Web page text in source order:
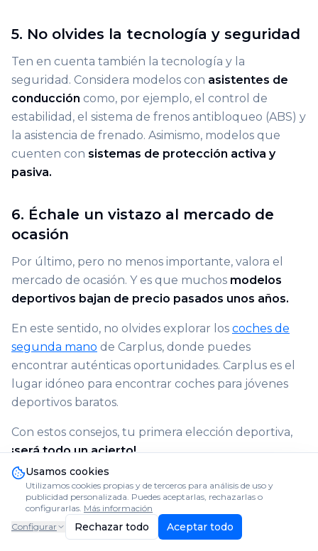
5. No olvides la tecnología y seguridad
Ten en cuenta también la tecnología y la
seguridad. Considera modelos con asistentes de
conducción como, por ejemplo, el control de
estabilidad, el sistema de frenos antibloqueo (ABS) y
la asistencia de frenado. Asimismo, modelos que
cuenten con sistemas de protección activa y
pasiva.
6. Échale un vistazo al mercado de
ocasión
Por último, pero no menos importante, valora el
mercado de ocasión. Y es que muchos modelos
deportivos bajan de precio pasados unos años.
En este sentido, no olvides explorar los coches de
segunda mano de Carplus, donde puedes
encontrar auténticas oportunidades. Carplus es el
lugar idóneo para encontrar coches para jóvenes
deportivos baratos.
Con estos consejos, tu primera elección deportiva,
¡será todo un acierto!
Artículos relacionados
Usamos cookies
Utilizamos cookies propias y de terceros para análisis de uso y
publicidad personalizada. Puedes aceptarlas, rechazarlas o
configurarlas. Más información
Configurar
Rechazar todo Aceptar todo